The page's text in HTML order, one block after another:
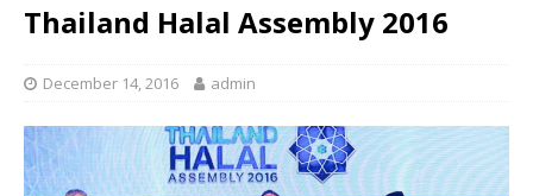
Thailand Halal Assembly 2016
December 14, 2016 admin